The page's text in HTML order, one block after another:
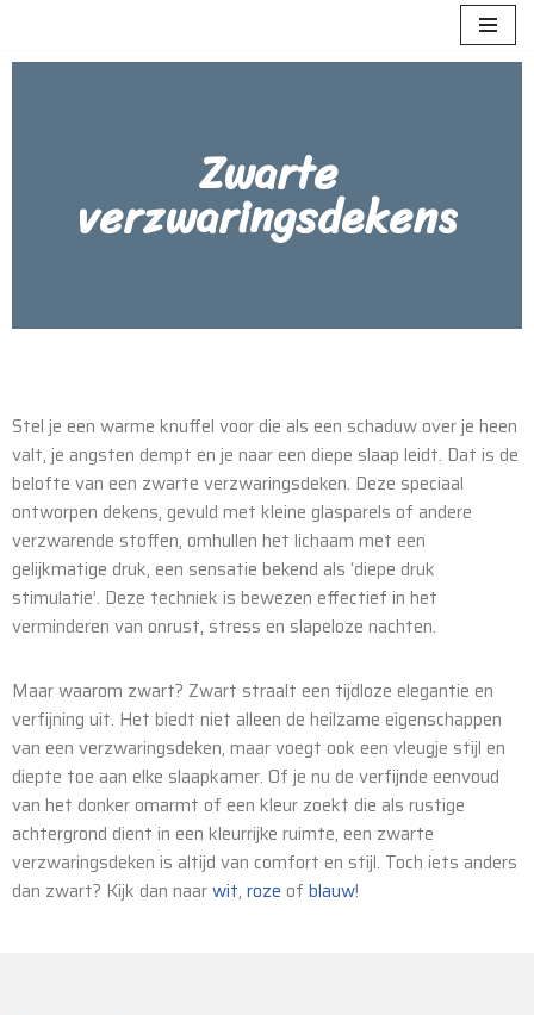
Meteen
Zwarte
verzwaringsdekens
Stel je een warme knuffel voor die als een schaduw over je heen
valt, je angsten dempt en je naar een diepe slaap leidt. Dat is de
belofte van een zwarte verzwaringsdeken. Deze speciaal
ontworpen dekens, gevuld met kleine glasparels of andere
verzwarende stoffen, omhullen het lichaam met een
gelijkmatige druk, een sensatie bekend als ‘diepe druk
stimulatie’. Deze techniek is bewezen effectief in het
verminderen van onrust, stress en slapeloze nachten.
Maar waarom zwart? Zwart straalt een tijdloze elegantie en
verfijning uit. Het biedt niet alleen de heilzame eigenschappen
van een verzwaringsdeken, maar voegt ook een vleugje stijl en
diepte toe aan elke slaapkamer. Of je nu de verfijnde eenvoud
van het donker omarmt of een kleur zoekt die als rustige
achtergrond dient in een kleurrijke ruimte, een zwarte
verzwaringsdeken is altijd van comfort en stijl. Toch iets anders
dan zwart? Kijk dan naarwit, roze of blauw!